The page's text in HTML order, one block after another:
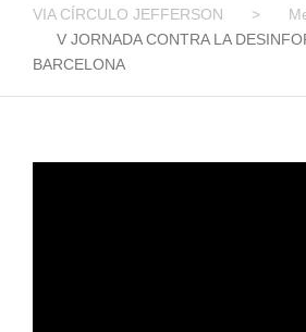
VIA CÍRCULO JEFFERSON >
V JORNADA CONTRA LA
BARCELONA